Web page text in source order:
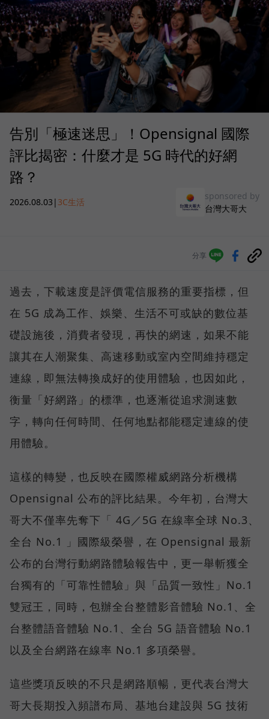
告別「極速迷思」！Opensignal 國際
評比揭密：什麼才是 5G 時代的好網
路？
2026.08.03 | 3C生活
sponsored by
台灣大哥大
分享
過去，下載速度是評價電信服務的重要指標，但
在 5G 成為工作、娛樂、生活不可或缺的數位基
礎設施後，消費者發現，再快的網速，如果不能
讓其在人潮聚集、高速移動或室內空間維持穩定
連線，即無法轉換成好的使用體驗，也因如此，
衡量「好網路」的標準，也逐漸從追求測速數
字，轉向任何時間、任何地點都能穩定連線的使
用體驗。
這樣的轉變，也反映在國際權威網路分析機構
Opensignal 公布的評比結果。今年初，台灣大
哥大不僅率先奪下「 4G／5G 在線率全球 No.3、
全台 No.1 」國際級榮譽，在 Opensignal 最新
公布的台灣行動網路體驗報告中，更一舉斬獲全
台獨有的「可靠性體驗」與「品質一致性」No.1
雙冠王，同時，包辦全台整體影音體驗 No.1、全
台整體語音體驗 No.1、全台 5G 語音體驗 No.1
以及全台網路在線率 No.1 多項榮譽。
這些獎項反映的不只是網路順暢，更代表台灣大
哥大長期投入頻譜布局、基地台建設與 5G 技術